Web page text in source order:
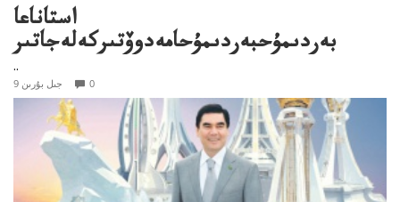
استاناعا
بەردىمۇحبەردىمۇحامەدوۆتىركەلەجاتىر
..
9 جىل بۇرىن 0